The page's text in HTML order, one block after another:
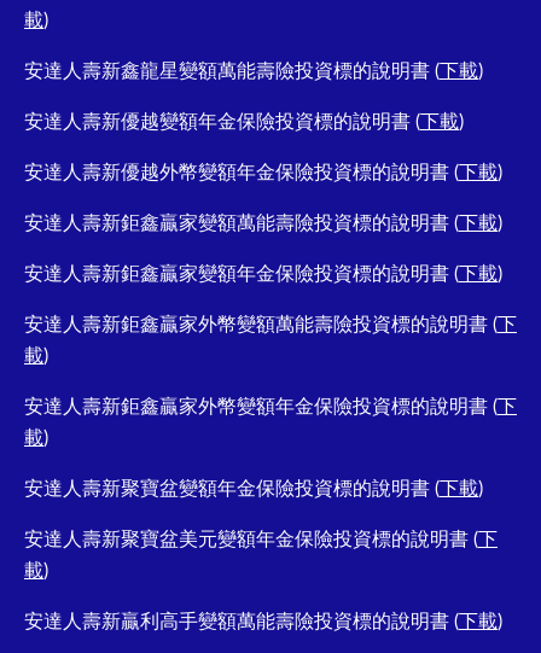
載)
安達人壽新鑫龍星變額萬能壽險投資標的說明書 ( 下載)
安達人壽新優越變額年金保險投資標的說明書 ( 下載)
安達人壽新優越外幣變額年金保險投資標的說明書 ( 下載)
安達人壽新鉅鑫贏家變額萬能壽險投資標的說明書 ( 下載)
安達人壽新鉅鑫贏家變額年金保險投資標的說明書 ( 下載)
安達人壽新鉅鑫贏家外幣變額萬能壽險投資標的說明書 ( 下
載)
安達人壽新鉅鑫贏家外幣變額年金保險投資標的說明書 ( 下
載)
安達人壽新聚寶盆變額年金保險投資標的說明書 ( 下載)
安達人壽新聚寶盆美元變額年金保險投資標的說明書 ( 下
載)
安達人壽新贏利高手變額萬能壽險投資標的說明書 ( 下載)